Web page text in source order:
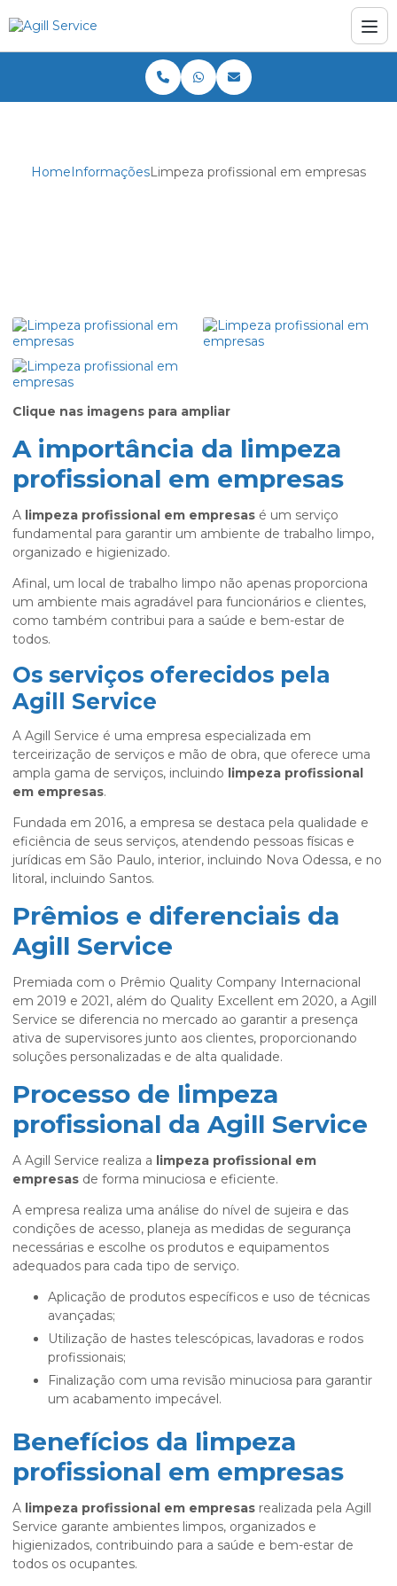
HomeInformaçõesLimpeza profissional em empresas
Clique nas imagens para ampliar
A importância da limpeza
profissional em empresas
A limpeza profissional em empresas é um serviço
fundamental para garantir um ambiente de trabalho limpo,
organizado e higienizado.
Afinal, um local de trabalho limpo não apenas proporciona
um ambiente mais agradável para funcionários e clientes,
como também contribui para a saúde e bem-estar de
todos.
Os serviços oferecidos pela
Agill Service
A Agill Service é uma empresa especializada em
terceirização de serviços e mão de obra, que oferece uma
ampla gama de serviços, incluindo limpeza profissional
em empresas.
Fundada em 2016, a empresa se destaca pela qualidade e
eficiência de seus serviços, atendendo pessoas físicas e
jurídicas em São Paulo, interior, incluindo Nova Odessa, e no
litoral, incluindo Santos.
Prêmios e diferenciais da
Agill Service
Premiada com o Prêmio Quality Company Internacional
em 2019 e 2021, além do Quality Excellent em 2020, a Agill
Service se diferencia no mercado ao garantir a presença
ativa de supervisores junto aos clientes, proporcionando
soluções personalizadas e de alta qualidade.
Processo de limpeza
profissional da Agill Service
A Agill Service realiza a limpeza profissional em
empresas de forma minuciosa e eficiente.
A empresa realiza uma análise do nível de sujeira e das
condições de acesso, planeja as medidas de segurança
necessárias e escolhe os produtos e equipamentos
adequados para cada tipo de serviço.
Aplicação de produtos específicos e uso de técnicas
avançadas;
Utilização de hastes telescópicas, lavadoras e rodos
profissionais;
Finalização com uma revisão minuciosa para garantir
um acabamento impecável.
Benefícios da limpeza
profissional em empresas
A limpeza profissional em empresas realizada pela Agill
Service garante ambientes limpos, organizados e
higienizados, contribuindo para a saúde e bem-estar de
todos os ocupantes.